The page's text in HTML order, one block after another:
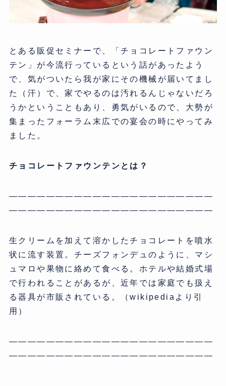
とある販促セミナーで、「チョコレートファウン
テン」が今流行っているという話があったよう
で、気がついたら我が家にその機械が届いてまし
た（汗）で、家でやるのは汚れるんじゃないだろ
うかということもあり、勇気がいるので、大勢が
集まったフォーラム末広での宴会の時にやってみ
ました。
チョコレートファウンテンとは？
——————————————————————
——————————————————————
生クリームを加えて溶かしたチョコレートを噴水
状に流す装置。チーズフォンデュのように、マシ
ュマロや果物に絡めて食べる。ホテルや結婚式場
で行われることがあるが、近年では家庭でも扱え
る器具が市販されている。（wikipediaより引
用）
——————————————————————
——————————————————————